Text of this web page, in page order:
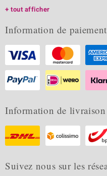
tout afficher
Information de paiement
Information de livraison
Suivez nous sur les